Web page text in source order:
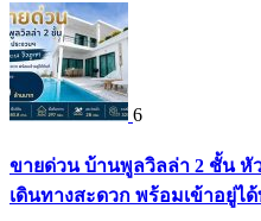
6
ขายด่วน บ้านพูลวิลล่า 2 ชั้น หั
เดินทางสะดวก พร้อมเข้าอยู่ได้